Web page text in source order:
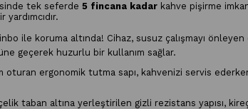
tek seferde 5 fincana kadarkahve pişirme
ile koruma altında! Cihaz, susuz çalışmayı önleyen
geçerek huzurlu bir kullanım sağlar.
oturan ergonomik tutma sapı, kahvenizi servis
taban altına yerleştirilen gizli rezistans yapısı,